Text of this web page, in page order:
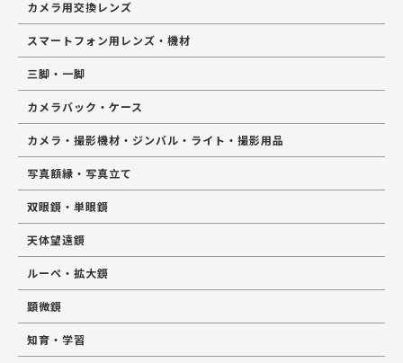
カメラ用交換レンズ
スマートフォン用レンズ・機材
三脚・一脚
カメラバック・ケース
カメラ・撮影機材・ジンバル・ライト・撮影用品
写真額縁・写真立て
双眼鏡・単眼鏡
天体望遠鏡
ルーペ・拡大鏡
顕微鏡
知育・学習